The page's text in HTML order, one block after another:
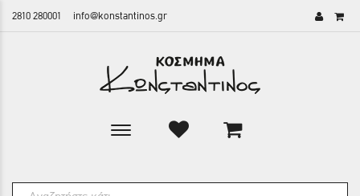
2810 280001 info@konstantinos.gr
Toggle